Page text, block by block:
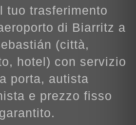
tuo trasferimento
di Biarritz a
(città,
hotel) con servizio
porta, autista
e prezzo fisso
garantito.